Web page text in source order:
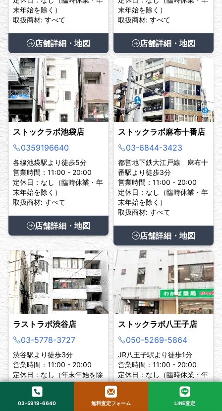
末年始を除く）
取扱商材: すべて
店舗詳細・地図
末年始を除く）
取扱商材: すべて
店舗詳細・地図
ストックラボ池袋店
0359196640
各線池袋駅より徒歩5分
営業時間：11:00 - 20:00
定休日：なし（臨時休業・年
末年始を除く）
取扱商材: すべて
店舗詳細・地図
ストックラボ麻布十番店
03-6844-3423
都営地下鉄大江戸線 麻布十
番駅より徒歩3分
営業時間：11:00 - 20:00
定休日：なし（臨時休業・年
末年始を除く）
取扱商材: すべて
店舗詳細・地図
ラストラボ渋谷店
03-5778-3727
渋谷駅より徒歩3分
営業時間：11:00 - 20:00
定休日：なし（年末年始を除
く）
取扱商材: すべて
ストックラボ八王子店
050-5269-5864
JR八王子駅より徒歩1分
営業時間：11:00 - 20:00
定休日：なし（臨時休業・年
末年始を除く）
03-5919-6640 無料査定フォーム LINE査定